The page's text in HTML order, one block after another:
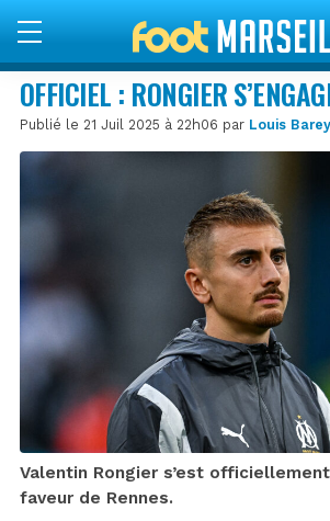
OFFICIEL : RONGIER
Publié le 21 Juil 2025 à 22h06 par Louis
Valentin Rongier s’est
faveur de Rennes.